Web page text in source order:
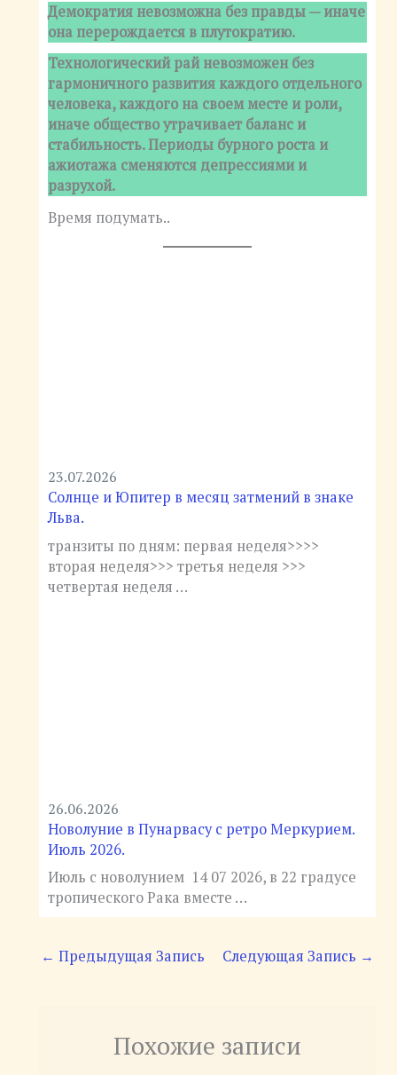
Демократия невозможна без правды — иначе
она перерождается в плутократию.
Технологический рай невозможен без
гармоничного развития каждого отдельного
человека, каждого на своем месте и роли,
иначе общество утрачивает баланс и
стабильность. Периоды бурного роста и
ажиотажа сменяются депрессиями и
разрухой.
Время подумать..
23.07.2026
Солнце и Юпитер в месяц затмений в знаке
Льва.
транзиты по дням: первая неделя>>>>
вторая неделя>>> третья неделя >>>
четвертая неделя …
26.06.2026
Новолуние в Пунарвасу с ретро Меркурием.
Июль 2026.
Июль с новолунием 14 07 2026, в 22 градусе
тропического Рака вместе …
← Предыдущая Запись Следующая Запись →
Похожие записи